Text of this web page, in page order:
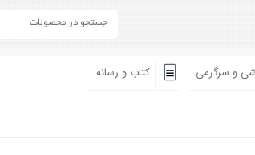
و سرگرمی کتاب و رسانه